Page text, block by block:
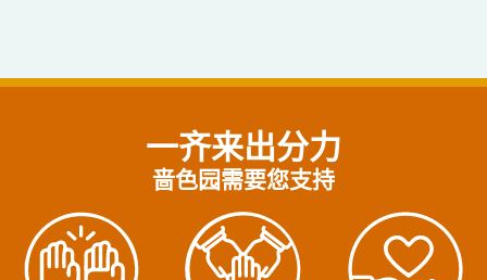
一齐来出分力
啬色园需要您支持